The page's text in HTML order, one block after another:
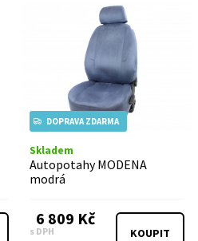
DOPRAVA ZDARMA
Skladem
Autopotahy MODENA
modrá
6 809 Kč
s DPH KOUPIT